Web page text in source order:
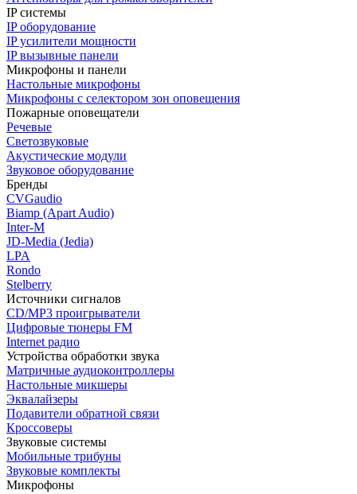
IP системы
IP оборудование
IP усилители мощности
IP вызывные панели
Микрофоны и панели
Настольные микрофоны
Микрофоны с селектором зон оповещения
Пожарные оповещатели
Речевые
Светозвуковые
Акустические модули
Звуковое оборудование
Бренды
CVGaudio
Biamp (Apart Audio)
Inter-M
JD-Media (Jedia)
LPA
Rondo
Stelberry
Источники сигналов
CD/MP3 проигрыватели
Цифровые тюнеры FM
Internet радио
Устройства обработки звука
Матричные аудиоконтроллеры
Настольные микшеры
Эквалайзеры
Подавители обратной связи
Кроссоверы
Звуковые системы
Мобильные трибуны
Звуковые комплекты
Микрофоны